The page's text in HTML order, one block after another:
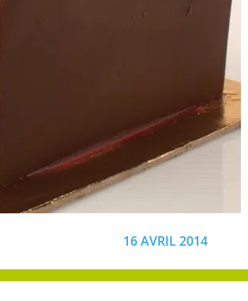
16 AVRIL 2014